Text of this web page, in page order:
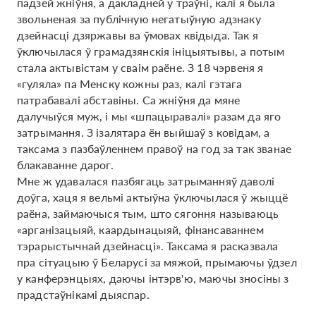
звольненая за публічную негатыўную адзнаку
дзейнасці дзяржавы ва ўмовах квідыда. Так я
ўключылася ў грамадзянскія ініцыятывы, а потым
стала актывістам у сваім раёне. З 18 чэрвеня я
«гуляла» па Менску кожны раз, калі гэтага
патрабавалі абставіны. Са жніўня да мяне
далучыўся муж, і мы «шпацыравалі» разам да яго
затрымання. З ізалятара ён выйшаў з ковідам, а
таксама з пазбаўленнем правоў на год за так званае
блакаванне дарог.
Мне ж удавалася пазбягаць затрыманняў даволі
доўга, хаця я вельмі актыўна ўключылася ў жыццё
раёна, займаючыся тым, што сягоння называюць
«арганізацыяй, каардынацыяй, фінансаваннем
тэрарыстычнай дзейнасці». Таксама я расказвала
пра сітуацыю ў Беларусі за мяжой, прымаючы ўдзел
у канферэнцыях, даючы інтэрв'ю, маючы зносіны з
прадстаўнікамі дыяспар.